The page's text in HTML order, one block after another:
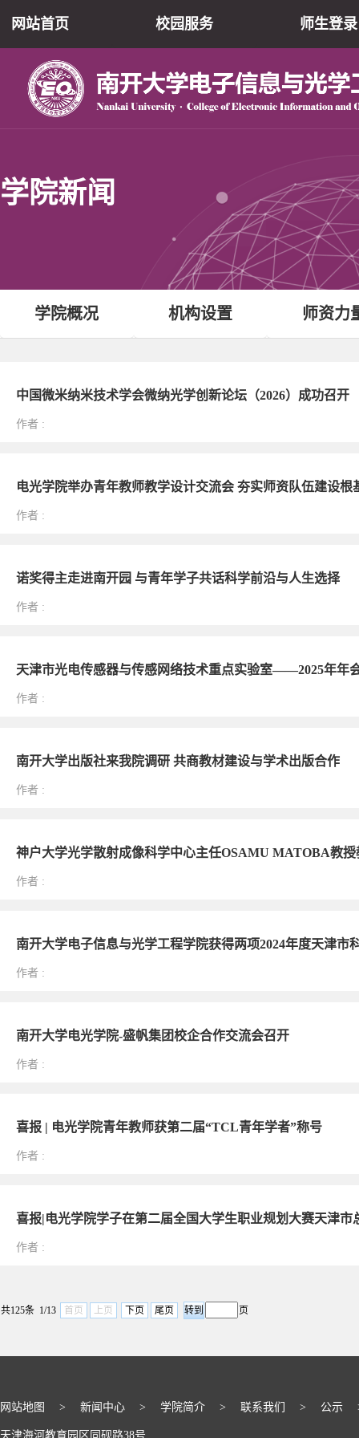
网站首页 校园服务 师生登录
学院新闻
学院概况 机构设置 师资力
中国微米纳米技术学会微纳光学创新论坛（2026）成功召开
作者 :
电光学院举办青年教师教学设计交流会 夯实师资队伍建设根
作者 :
诺奖得主走进南开园 与青年学子共话科学前沿与人生选择
作者 :
天津市光电传感器与传感网络技术重点实验室——2025年年
作者 :
南开大学出版社来我院调研 共商教材建设与学术出版合作
作者 :
神户大学光学散射成像科学中心主任OSAMU MATOBA教
作者 :
南开大学电子信息与光学工程学院获得两项2024年度天津市
作者 :
南开大学电光学院-盛帆集团校企合作交流会召开
作者 :
喜报 | 电光学院青年教师获第二届“TCL青年学者”称号
作者 :
喜报|电光学院学子在第二届全国大学生职业规划大赛天津市
作者 :
共125条 1/13 首页 上页 下页 尾页 页
网站地图 > 新闻中心 > 学院简介 > 联系我们 > 公示
天津海河教育园区同砚路38号